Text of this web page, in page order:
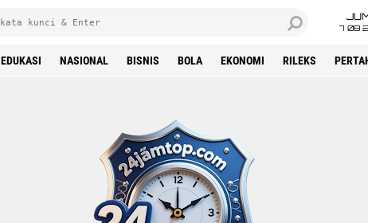
7 08
EDUKASI NASIONAL BISNIS BOLA EKONOMI RILEKS